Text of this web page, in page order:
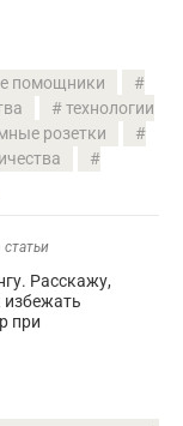
помощники
технологии
розетки
Расскажу,
избежать
при